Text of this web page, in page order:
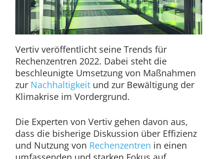
Vertiv veröffentlicht seine Trends für
Rechenzentren 2022. Dabei steht die
beschleunigte Umsetzung von Maßnahmen
zur Nachhaltigkeitund zur Bewältigung der
Klimakrise im Vordergrund.
Die Experten von Vertiv gehen davon aus,
dass die bisherige Diskussion über Effizienz
und Nutzung von Rechenzentren in einen